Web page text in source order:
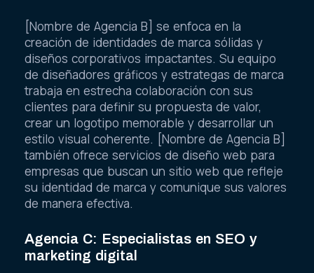
[Nombre de Agencia B] se enfoca en la
creación de identidades de marca sólidas y
diseños corporativos impactantes. Su equipo
de diseñadores gráficos y estrategas de marca
trabaja en estrecha colaboración con sus
clientes para definir su propuesta de valor,
crear un logotipo memorable y desarrollar un
estilo visual coherente. [Nombre de Agencia B]
también ofrece servicios de diseño web para
empresas que buscan un sitio web que refleje
su identidad de marca y comunique sus valores
de manera efectiva.
Agencia C: Especialistas en SEO y
marketing digital